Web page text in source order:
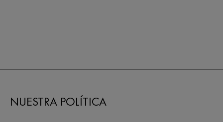
NUESTRA POLÍTICA